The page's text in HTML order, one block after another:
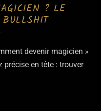
? LE
BULLSHIT
devenir magicien »
précise en tête : trouver